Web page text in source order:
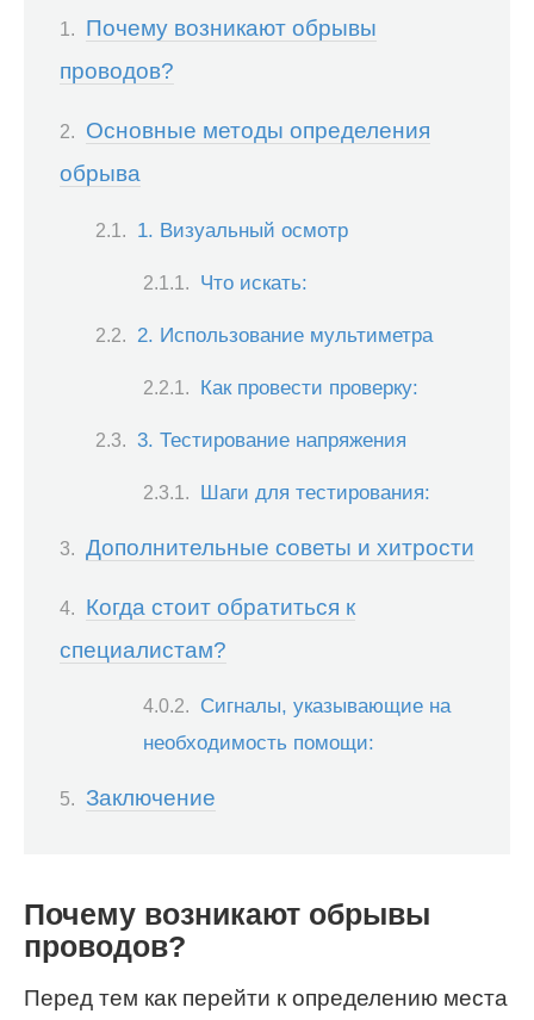
Почему возникают обрывы
проводов?
Основные методы определения
обрыва
1. Визуальный осмотр
Что искать:
2. Использование мультиметра
Как провести проверку:
3. Тестирование напряжения
Шаги для тестирования:
Дополнительные советы и хитрости
Когда стоит обратиться к
специалистам?
Сигналы, указывающие на
необходимость помощи:
Заключение
Почему возникают обрывы
проводов?
Перед тем как перейти к определению места